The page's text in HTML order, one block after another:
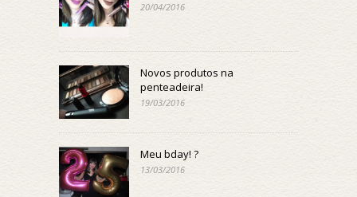
20/04/2016
Novos produtos na
penteadeira!
19/03/2016
Meu bday! ?
13/03/2016